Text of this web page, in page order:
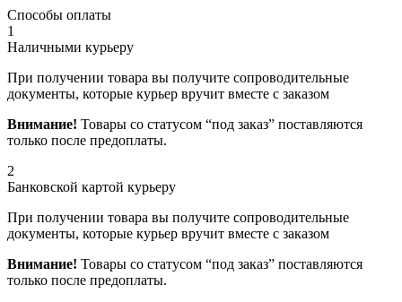
Способы оплаты
1
Наличными курьеру
При получении товара вы получите сопроводительные
документы, которые курьер вручит вместе с заказом
Внимание! Товары со статусом “под заказ” поставляются
только после предоплаты.
2
Банковской картой курьеру
При получении товара вы получите сопроводительные
документы, которые курьер вручит вместе с заказом
Внимание! Товары со статусом “под заказ” поставляются
только после предоплаты.